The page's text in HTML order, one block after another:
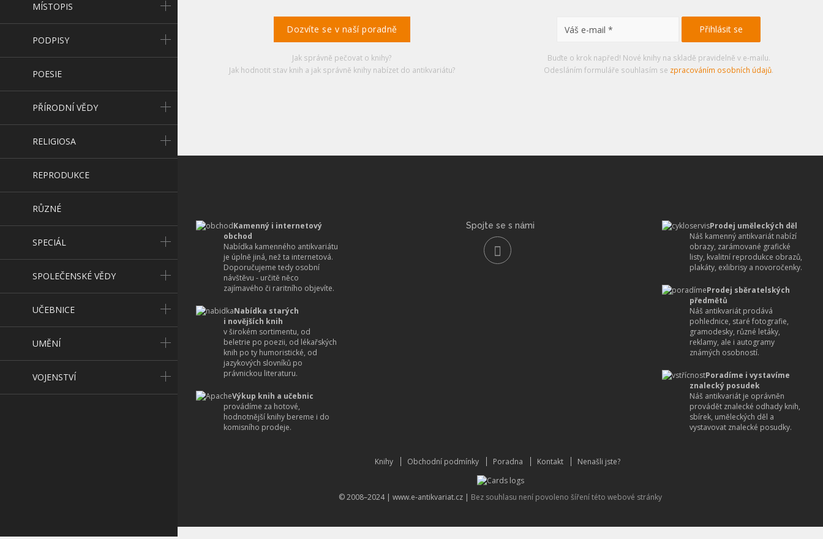
MÍSTOPIS
PODPISY
POESIE
PŘÍRODNÍ VĚDY
RELIGIOSA
REPRODUKCE
RŮZNÉ
SPECIÁL
SPOLEČENSKÉ VĚDY
UČEBNICE
UMĚNÍ
VOJENSTVÍ
Dozvíte se v naší poradně
Jak správně pečovat o knihy?
Jak hodnotit stav knih a jak správně knihy nabízet do antikvariátu?
Buďte o krok napřed! Nové knihy na skladě pravidelně v e-mailu.
Odesláním formuláře souhlasím se zpracováním osobních údajů.
Kamenný i internetový
obchod
Nabídka kamenného antikvariátu
je úplně jiná, než ta internetová.
Doporučujeme tedy osobní
návštěvu - určitě něco
zajímavého či raritního objevíte.
Nabídka starých
i novějších knih
v širokém sortimentu, od
beletrie po poezii, od lékařských
knih po ty humoristické, od
jazykových slovníků po
právnickou literaturu.
Výkup knih a učebnic
provádíme za hotové,
hodnotnější knihy bereme i do
komisního prodeje.
Prodej uměleckých děl
Náš kamenný antikvariát nabízí
obrazy, zarámované grafické
listy, kvalitní reprodukce obrazů,
plakáty, exlibrisy a novoročenky.
Prodej sběratelských
předmětů
Náš antikvariát prodává
pohlednice, staré fotografie,
gramodesky, různé letáky,
reklamy, ale i autogramy
známých osobností.
Poradíme i vystavíme
znalecký posudek
Náš antikvariát je oprávněn
provádět znalecké odhady knih,
sbírek, uměleckých děl a
vystavovat znalecké posudky.
Spojte se s námi
Knihy Obchodní podmínky Poradna Kontakt Nenašli jste?
© 2008–2024 | www.e-antikvariat.cz | Bez souhlasu není povoleno šíření této webové stránky